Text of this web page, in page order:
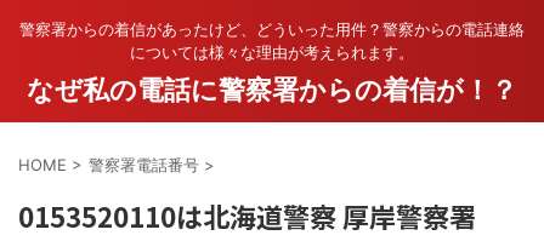
警察署からの着信があったけど、どういった用件？警察からの電話連絡
については様々な理由が考えられます。
なぜ私の電話に警察署からの着信が！？
HOME > 警察署電話番号 >
0153520110は北海道警察 厚岸警察署